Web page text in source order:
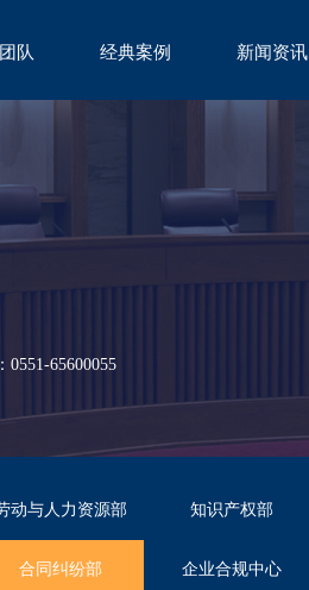
队 经典案例
CASE
新闻资讯
NEWS
65600055
动与人力资源部 知识产权部
合同纠纷部 企业合规中心